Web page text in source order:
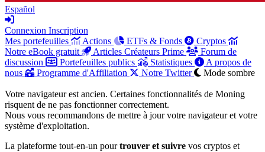
Español
Connexion Inscription
Mes portefeuilles
Actions ETFs & Fonds
Cryptos
Notre eBook gratuit
Articles Créateurs Prime
Forum de
discussion
Portefeuilles publics Statistiques
A propos de
nous
Programme d'Affiliation Notre Twitter Mode sombre
Votre navigateur est ancien. Certaines fonctionnalités de Moning
risquent de ne pas fonctionner correctement.
Nous vous recommandons de mettre à jour votre navigateur et votre
système d'exploitation.
La plateforme tout-en-un pourtrouver et suivre vos cryptos et